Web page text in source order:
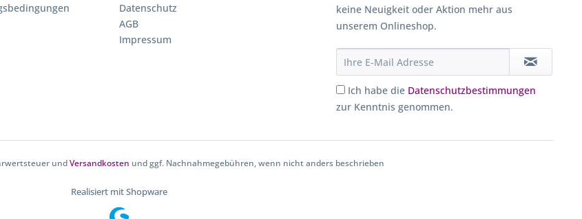
Datenschutz
AGB
Impressum
keine Neuigkeit oder Aktion mehr aus
unserem Onlineshop.
Ich habe die Datenschutzbestimmungen
zur Kenntnis genommen.
undVersandkosten und ggf. Nachnahmegebühren, wenn nicht anders beschrieben
Realisiert mit Shopware